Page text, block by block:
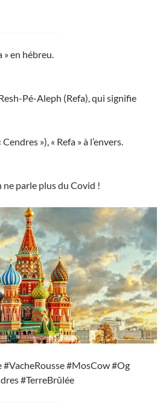
» en hébreu.
Pé-Aleph (Refa), qui signifie
»), « Refa » à l’envers.
ne parle plus du Covid !
#VacheRousse #MosCow #Og
#TerreBrûlée